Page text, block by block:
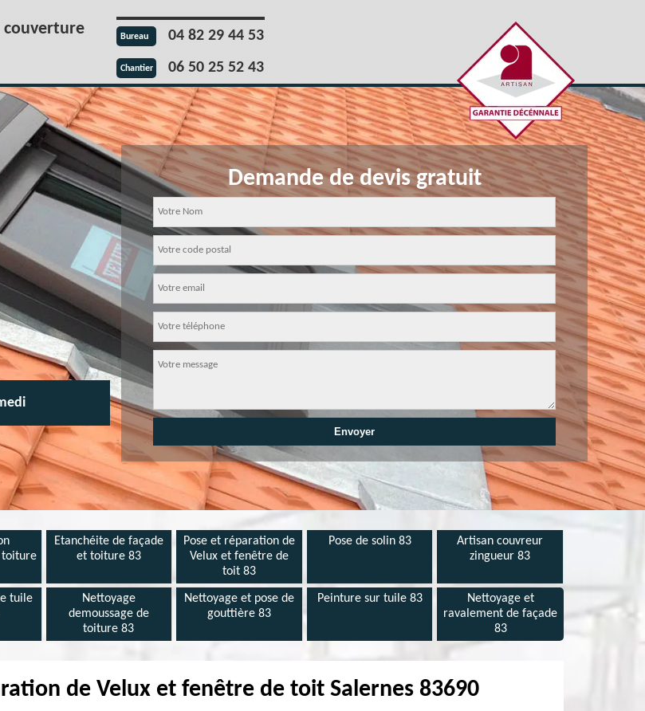
couverture Bureau 04 82 29 44 53
Chantier 06 50 25 52 43
Demande de devis gratuit
toiture
Etanchéite de façade
et toiture 83
Pose et réparation de
Velux et fenêtre de
toit 83
Pose de solin 83
Artisan couvreur
zingueur 83
tuile
Nettoyage
demoussage de
toiture 83
Nettoyage et pose de
gouttière 83
Peinture sur tuile 83
Nettoyage et
ravalement de façade
83
de Velux et fenêtre de toit Salernes 83690